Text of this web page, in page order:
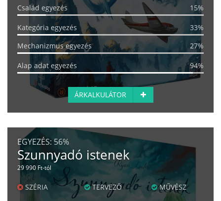
Család egyezés 15%
Kategória egyezés
33%
Mechanizmus egyezés
27%
Alap adat egyezés 94%
ÁRKALKULÁTOR
EGYEZÉS: 56%
Szunnyadó istenek
29 990 Ft-tól
SZÉRIA TERVEZŐ MŰVÉSZ